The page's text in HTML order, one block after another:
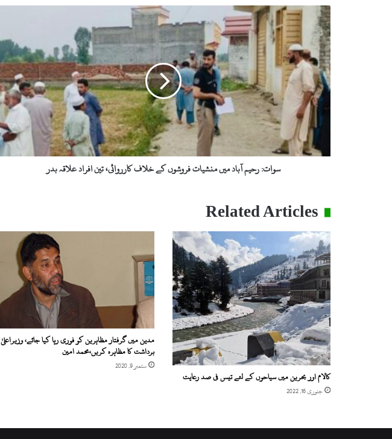
سوات:
رحیم
آباد
میں
منشیات
فروشوں
کے
خلاف
کارروائی،
تین
افراد
علاقہ
سوات: رحیم آباد میں منشیات فروشوں کے خلاف کارروائی، تین افراد علاقہ بدر
Related Articles
کالام اور بحرین میں سیاحوں کے لئے تیس فی صد رعایت
جنوری 16, 2022
مدین میں گرفتار مظاہرین کو فوری رہا کیا جائے، وزیراعلیٰ
برداشت کا مظاہرہ کریں،محمد امین
ستمبر 9, 2020